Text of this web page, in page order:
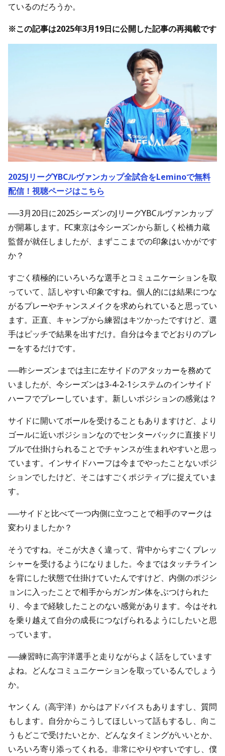
ているのだろうか。
※この記事は2025年3月19日に公開した記事の再掲載です
2025JリーグYBCルヴァンカップ全試合をLeminoで無料
配信！視聴ページはこちら
──3月20日に2025シーズンのJリーグYBCルヴァンカップ
が開幕します。FC東京は今シーズンから新しく松橋力蔵
監督が就任しましたが、まずここまでの印象はいかがです
か？
すごく積極的にいろいろな選手とコミュニケーションを取
っていて、話しやすい印象ですね。個人的には結果につな
がるプレーやチャンスメイクを求められていると思ってい
ます。正直、キャンプから練習はキツかったですけど、選
手はピッチで結果を出すだけ。自分は今までどおりのプレ
ーをするだけです。
──昨シーズンまでは主に左サイドのアタッカーを務めて
いましたが、今シーズンは3-4-2-1システムのインサイド
ハーフでプレーしています。新しいポジションの感覚は？
サイドに開いてボールを受けることもありますけど、より
ゴールに近いポジションなのでセンターバックに直接ドリ
ブルで仕掛けられることでチャンスが生まれやすいと思っ
ています。インサイドハーフは今までやったことないポジ
ションでしたけど、そこはすごくポジティブに捉えていま
す。
──サイドと比べて一つ内側に立つことで相手のマークは
変わりましたか？
そうですね。そこが大きく違って、背中からすごくプレッ
シャーを受けるようになりました。今まではタッチライン
を背にした状態で仕掛けていたんですけど、内側のポジシ
ョンに入ったことで相手からガンガン体をぶつけられた
り、今まで経験したことのない感覚があります。今はそれ
を乗り越えて自分の成長につなげられるようにしたいと思
っています。
──練習時に高宇洋選手と走りながらよく話をしています
よね。どんなコミュニケーションを取っているんでしょう
か。
ヤンくん（高宇洋）からはアドバイスもありますし、質問
もします。自分からこうしてほしいって話もするし、向こ
うもどこで受けたいとか、どんなタイミングがいいとか、
いろいろ寄り添ってくれる。非常にやりやすいですし、僕